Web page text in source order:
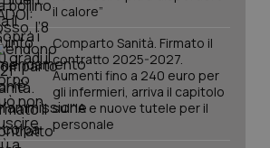
il calore”
Comparto Sanità. Firmato il
contratto 2025-2027.
Aumenti fino a 240 euro per
gli infermieri, arriva il capitolo
sull'IA e nuove tutele per il
personale